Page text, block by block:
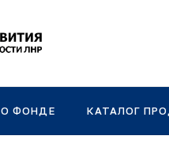
О ФОНДЕ КАТАЛОГ